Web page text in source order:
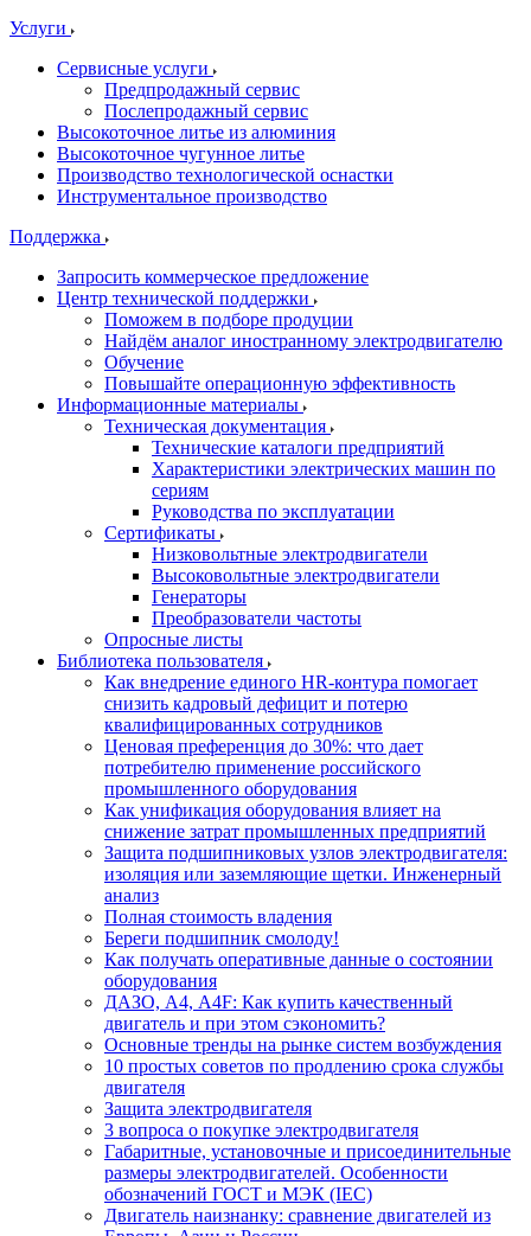
Услуги
Сервисные услуги
Предпродажный сервис
Послепродажный сервис
Высокоточное литье из алюминия
Высокоточное чугунное литье
Производство технологической оснастки
Инструментальное производство
Поддержка
Запросить коммерческое предложение
Центр технической поддержки
Поможем в подборе продуции
Найдём аналог иностранному электродвигателю
Обучение
Повышайте операционную эффективность
Информационные материалы
Техническая документация
Технические каталоги предприятий
Характеристики электрических машин по
сериям
Руководства по эксплуатации
Сертификаты
Низковольтные электродвигатели
Высоковольтные электродвигатели
Генераторы
Преобразователи частоты
Опросные листы
Библиотека пользователя
Как внедрение единого HR-контура помогает
снизить кадровый дефицит и потерю
квалифицированных сотрудников
Ценовая преференция до 30%: что дает
потребителю применение российского
промышленного оборудования
Как унификация оборудования влияет на
снижение затрат промышленных предприятий
Защита подшипниковых узлов электродвигателя:
изоляция или заземляющие щетки. Инженерный
анализ
Полная стоимость владения
Береги подшипник смолоду!
Как получать оперативные данные о состоянии
оборудования
ДАЗО, А4, А4F: Как купить качественный
двигатель и при этом сэкономить?
Основные тренды на рынке систем возбуждения
10 простых советов по продлению срока службы
двигателя
Защита электродвигателя
3 вопроса о покупке электродвигателя
Габаритные, установочные и присоединительные
размеры электродвигателей. Особенности
обозначений ГОСТ и МЭК (IEC)
Двигатель наизнанку: сравнение двигателей из